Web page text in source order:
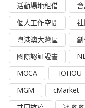
活動場地租借
個人工作空間
社
粵港澳大灣區
國際認証證書
MOCA
HOHOU
MGM
cMarket